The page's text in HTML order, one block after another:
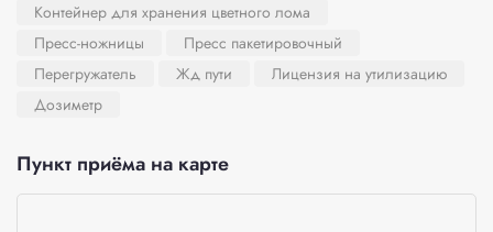
Контейнер для хранения цветного лома
Пресс-ножницы
Пресс пакетировочный
Перегружатель
Жд пути
Лицензия на утилизацию
Дозиметр
Пункт приёма на карте